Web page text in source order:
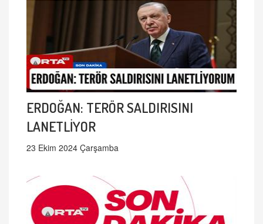
ERDOĞAN: TERÖR SALDIRISINI
LANETLİYOR
23 Ekim 2024 Çarşamba